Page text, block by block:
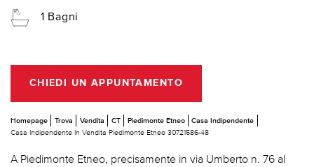
1 Bagni
CHIEDI UN APPUNTAMENTO
Homepage Trova Vendita CT Piedimonte Etneo
Casa Indipendente
Casa Indipendente In Vendita Piedimonte Etneo 30721586-48
A Piedimonte Etneo, precisamente in via Umberto n. 76 al